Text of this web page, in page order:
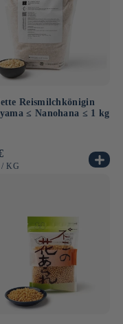
Reismilchkönigin
≤ Nanohana ≤ 1 kg
/ PRO
KG